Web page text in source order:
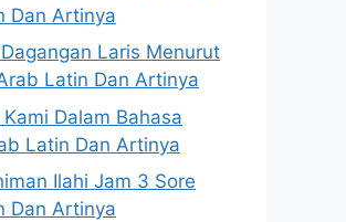
Dan Artinya
Laris Menurut
Latin Dan Artinya
Dalam Bahasa
Latin Dan Artinya
Ilahi Jam 3 Sore
Dan Artinya